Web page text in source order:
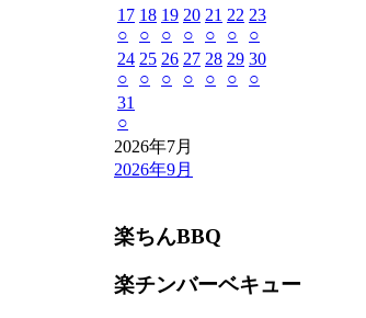
17
○
18
○
19
○
20
○
21
○
22
○
23
○
24
○
25
○
26
○
27
○
28
○
29
○
30
○
31
○
2026年7月
2026年9月
楽ちんBBQ
楽チンバーベキュー